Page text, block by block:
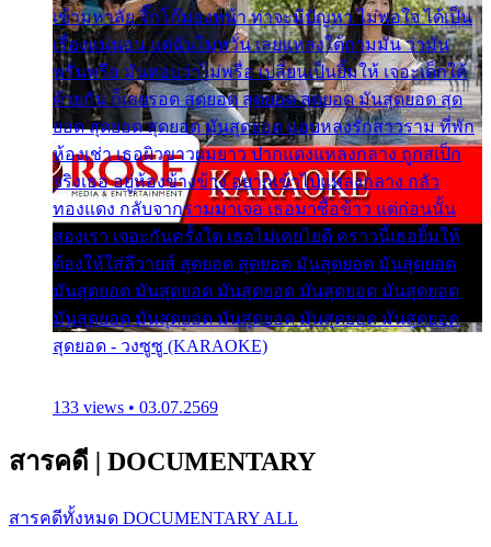
เข้ามหาลัย จิ๊กโก๊มองหน้า ท่าจะมีปัญหา ไม่พอใจ ได้เป็น
เรื่องแน่นอน แต่ฉันไม่หวั่น เลยแหลงใต้ถามมัน ว่ามัน
พรั่นพรือ มันตอบว่าไม่พรื่อ เปลี่ยนเป็นยิ้มให้ เจอะเด็กใต้
ด้วยกัน ก็เลยรอด สุดยอด สุดยอด สุดยอด มันสุดยอด สุด
ยอด สุดยอด สุดยอด มันสุดยอด แอบหลงรักสาวราม ที่พัก
ห้องเช่า เธอผิวขาวผมยาว ปากแดงแหลงกลาง ถูกสเป็ก
จริงเธอ อยู่ห้องข้างข้าง อยากเข้าไปแหลงกลาง กลัว
ทองแดง กลับจากรามมาเจอ เธอมาซื้อข้าว แต่ก่อนนั้น
สองเรา เจอะกันครั้งใด เธอไม่เคยไยดี คราวนี้เธอยิ้มให้
ต้องให้ใส่ลีวายส์ สุดยอด สุดยอด มันสุดยอด มันสุดยอด
มันสุดยอด มันสุดยอด มันสุดยอด มันสุดยอด มันสุดยอด
มันสุดยอด มันสุดยอด มันสุดยอด มันสุดยอด มันสุดยอด
สุดยอด - วงซูซู (KARAOKE)
133 views • 03.07.2569
สารคดี | DOCUMENTARY
สารคดีทั้งหมด DOCUMENTARY ALL